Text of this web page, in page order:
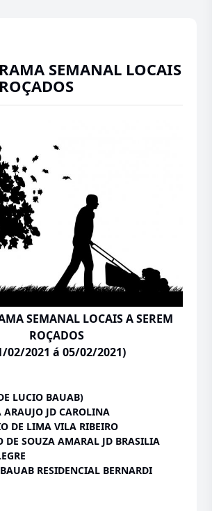
SEMANAL LOCAIS
SEMANAL LOCAIS A SEREM
ROÇADOS
02/2021 á 05/02/2021)
LUCIO BAUAB)
ARAUJO JD CAROLINA
DE LIMA VILA RIBEIRO
DE SOUZA AMARAL JD BRASILIA
RESIDENCIAL BERNARDI